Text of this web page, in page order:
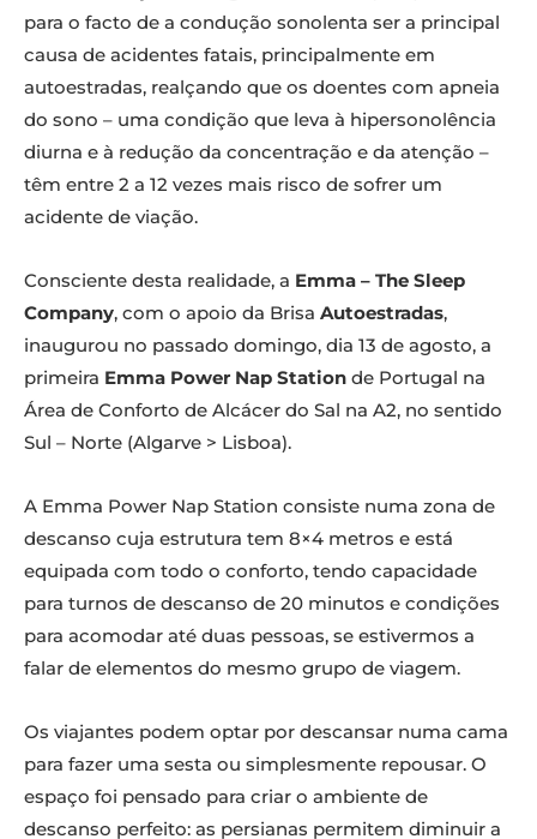
para o facto de a condução sonolenta ser a principal
causa de acidentes fatais, principalmente em
autoestradas, realçando que os doentes com apneia
do sono – uma condição que leva à hipersonolência
diurna e à redução da concentração e da atenção –
têm entre 2 a 12 vezes mais risco de sofrer um
acidente de viação.
Consciente desta realidade, a Emma – The Sleep
Company, com o apoio da Brisa Autoestradas,
inaugurou no passado domingo, dia 13 de agosto, a
primeira Emma Power Nap Station de Portugal na
Área de Conforto de Alcácer do Sal na A2, no sentido
Sul – Norte (Algarve > Lisboa).
A Emma Power Nap Station consiste numa zona de
descanso cuja estrutura tem 8×4 metros e está
equipada com todo o conforto, tendo capacidade
para turnos de descanso de 20 minutos e condições
para acomodar até duas pessoas, se estivermos a
falar de elementos do mesmo grupo de viagem.
Os viajantes podem optar por descansar numa cama
para fazer uma sesta ou simplesmente repousar. O
espaço foi pensado para criar o ambiente de
descanso perfeito: as persianas permitem diminuir a